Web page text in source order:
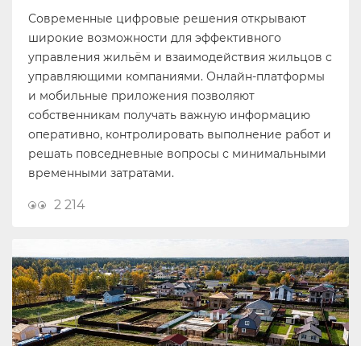
Современные цифровые решения открывают
широкие возможности для эффективного
управления жильём и взаимодействия жильцов с
управляющими компаниями. Онлайн-платформы
и мобильные приложения позволяют
собственникам получать важную информацию
оперативно, контролировать выполнение работ и
решать повседневные вопросы с минимальными
временными затратами.
2 214